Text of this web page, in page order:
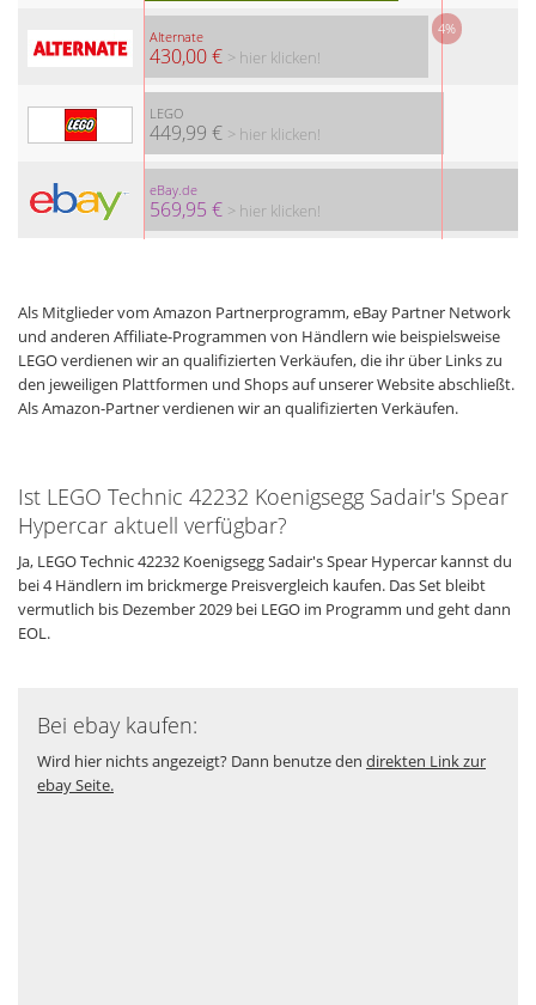
Alternate
430,00 €
4%
> hier klicken!
LEGO
449,99 € > hier klicken!
eBay.de
569,95 € > hier klicken!
Als Mitglieder vom Amazon Partnerprogramm, eBay Partner Network
und anderen Affiliate-Programmen von Händlern wie beispielsweise
LEGO verdienen wir an qualifizierten Verkäufen, die ihr über Links zu
den jeweiligen Plattformen und Shops auf unserer Website abschließt.
Als Amazon-Partner verdienen wir an qualifizierten Verkäufen.
Ist LEGO Technic 42232 Koenigsegg Sadair's Spear
Hypercar aktuell verfügbar?
Ja, LEGO Technic 42232 Koenigsegg Sadair's Spear Hypercar kannst du
bei 4 Händlern im brickmerge Preisvergleich kaufen. Das Set bleibt
vermutlich bis Dezember 2029 bei LEGO im Programm und geht dann
EOL.
Bei ebay kaufen:
Wird hier nichts angezeigt? Dann benutze den direkten Link zur
ebay Seite.